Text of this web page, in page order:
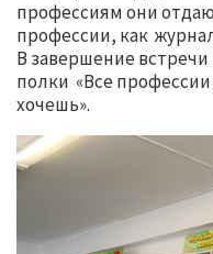
профессиям они
профессии, как
В завершение
полки «Все
хочешь».